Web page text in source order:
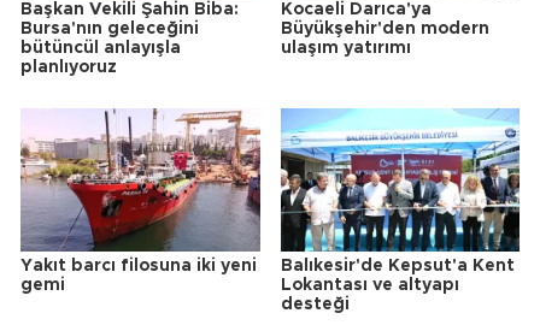
Başkan Vekili Şahin Biba:
Bursa'nın geleceğini
bütüncül anlayışla
planlıyoruz
Kocaeli Darıca'ya
Büyükşehir'den modern
ulaşım yatırımı
Yakıt barcı filosuna iki yeni
gemi
Balıkesir'de Kepsut'a Kent
Lokantası ve altyapı
desteği